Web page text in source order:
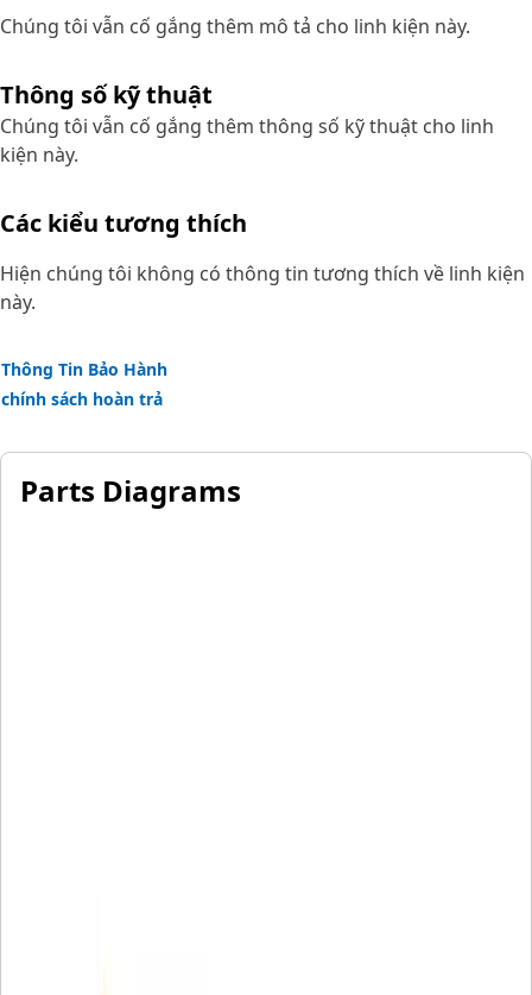
Chúng tôi vẫn cố gắng thêm mô tả cho linh kiện này.
Thông số kỹ thuật
Chúng tôi vẫn cố gắng thêm thông số kỹ thuật cho linh
kiện này.
Các kiểu tương thích
Hiện chúng tôi không có thông tin tương thích về linh kiện
này.
Thông Tin Bảo Hành
chính sách hoàn trả
Parts Diagrams